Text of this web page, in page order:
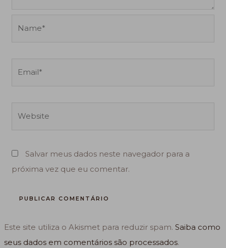
Salvar meus dados neste navegador para a
próxima vez que eu comentar.
Este site utiliza o Akismet para reduzir spam.Saiba como
seus dados em comentários são processados.